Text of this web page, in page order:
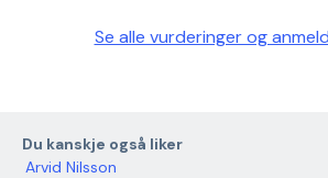
Se alle vurderinger og
Du kanskje også liker
Arvid Nilsson